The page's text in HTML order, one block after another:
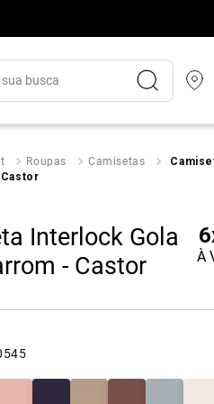
busca
Roupas Camisetas
Interlock Gola
- Castor
6
À